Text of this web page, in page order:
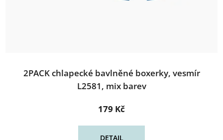
2PACK chlapecké bavlněné boxerky, vesmír
L2581, mix barev
179 Kč
DETAIL